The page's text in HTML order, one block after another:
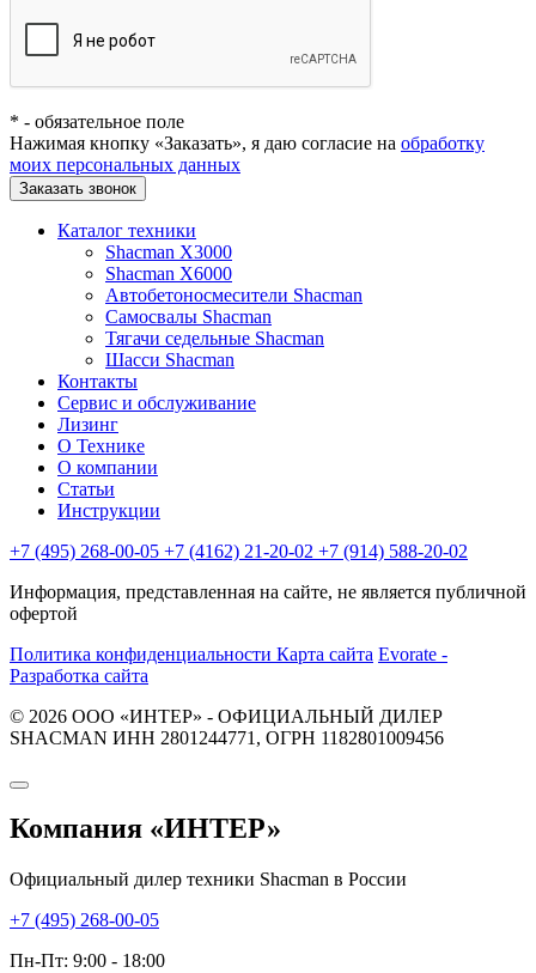
* - обязательное поле
Нажимая кнопку «Заказать», я даю согласие на обработку
моих персональных данных
Заказать звонок
Каталог техники
Shacman X3000
Shacman X6000
Автобетоносмесители Shacman
Самосвалы Shacman
Тягачи седельные Shacman
Шасси Shacman
Контакты
Сервис и обслуживание
Лизинг
О Технике
О компании
Статьи
Инструкции
+7 (495) 268-00-05 +7 (4162) 21-20-02 +7 (914) 588-20-02
Информация, представленная на сайте, не является публичной
офертой
Политика конфиденциальности Карта сайта Evorate -
Разработка сайта
© 2026 ООО «ИНТЕР» - ОФИЦИАЛЬНЫЙ ДИЛЕР
SHACMAN ИНН 2801244771, ОГРН 1182801009456
Компания «ИНТЕР»
Официальный дилер техники Shacman в России
+7 (495) 268-00-05
Пн-Пт: 9:00 - 18:00